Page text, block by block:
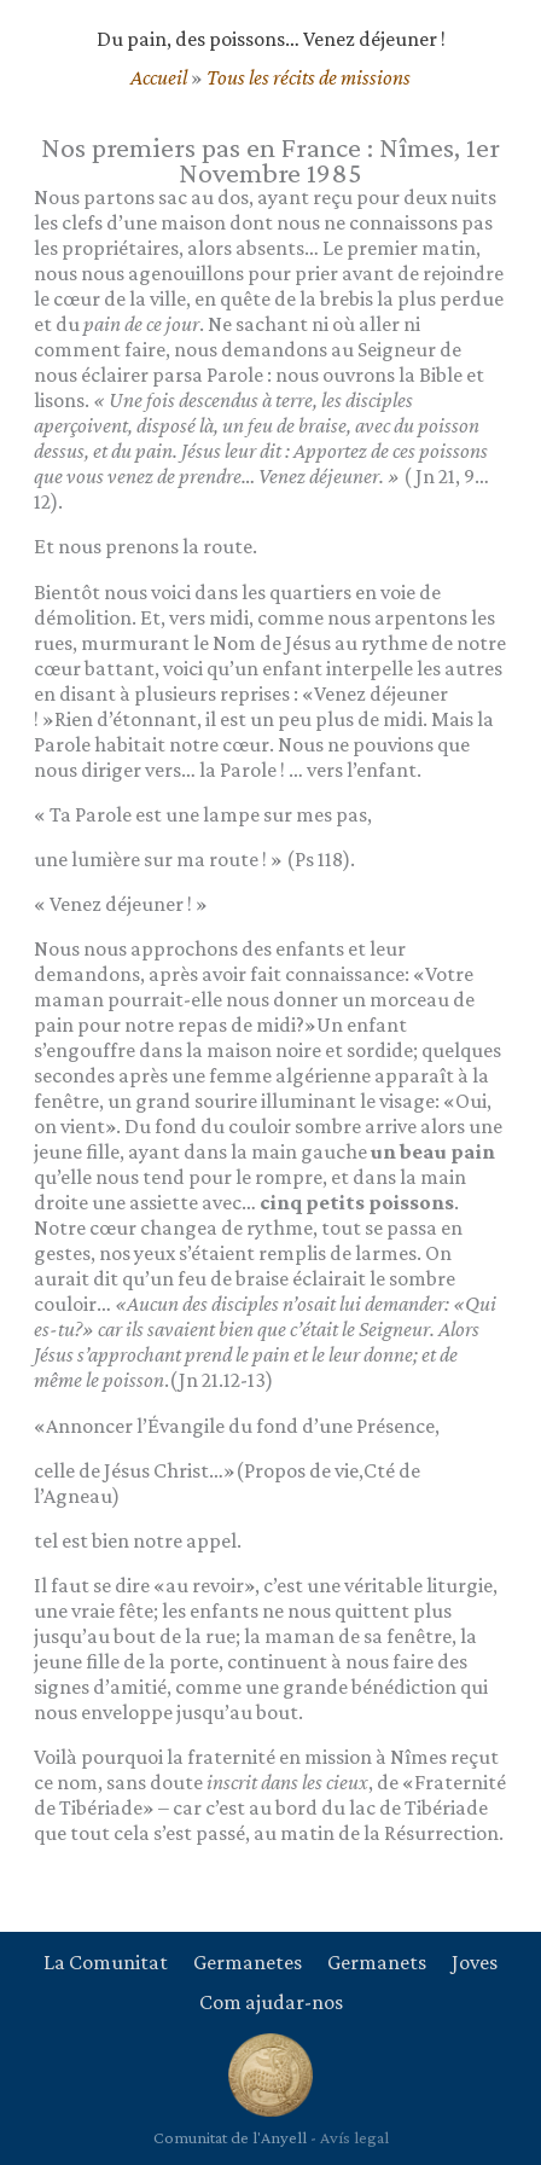
Du pain, des poissons… Venez déjeuner !
Accueil» Tous les récits de missions
Nos premiers pas en France : Nîmes, 1er
Novembre 1985
Nous partons sac au dos, ayant reçu pour deux nuits
les clefs d’une maison dont nous ne connaissons pas
les propriétaires, alors absents… Le premier matin,
nous nous agenouillons pour prier avant de rejoindre
le cœur de la ville, en quête de la brebis la plus perdue
et dupain de ce jour. Ne sachant ni où aller ni
comment faire, nous demandons au Seigneur de
nous éclairer parsa Parole : nous ouvrons la Bible et
lisons. « Une fois descendus à terre, les disciples
aperçoivent, disposé là, un feu de braise, avec du poisson
dessus, et du pain. Jésus leur dit :Apportez de ces poissons
que vous venez de prendre… Venez déjeuner. » ( Jn 21, 9…
12).
Et nous prenons la route.
Bientôt nous voici dans les quartiers en voie de
démolition. Et, vers midi, comme nous arpentons les
rues, murmurant le Nom de Jésus au rythme de notre
cœur battant, voici qu’un enfant interpelle les autres
en disant à plusieurs reprises : «Venez déjeuner
! »Rien d’étonnant, il est un peu plus de midi. Mais la
Parole habitait notre cœur. Nous ne pouvions que
nous diriger vers… la Parole ! … vers l’enfant.
« Ta Parole est une lampe sur mes pas,
une lumière sur ma route ! » (Ps 118).
« Venez déjeuner ! »
Nous nous approchons des enfants et leur
demandons, après avoir fait connaissance: «Votre
maman pourrait-elle nous donner un morceau de
pain pour notre repas de midi?»Un enfant
s’engouffre dans la maison noire et sordide; quelques
secondes après une femme algérienne apparaît à la
fenêtre, un grand sourire illuminant le visage: «Oui,
on vient». Du fond du couloir sombre arrive alors une
jeune fille, ayant dans la main gaucheun beau pain
qu’elle nous tend pour le rompre, et dans la main
droite une assiette avec… cinq petits poissons.
Notre cœur changea de rythme, tout se passa en
gestes, nos yeux s’étaient remplis de larmes. On
aurait dit qu’un feu de braise éclairait le sombre
couloir… «Aucun des disciples n’osait lui demander: «Qui
es-tu?» car ils savaient bien que c’était le Seigneur. Alors
Jésus s’approchant prend le pain et le leur donne; et de
même le poisson.(Jn 21.12-13)
«Annoncer l’Évangile du fond d’une Présence,
celle de Jésus Christ…»(Propos de vie,Cté de
l’Agneau)
tel est bien notre appel.
Il faut se dire «au revoir», c’est une véritable liturgie,
une vraie fête; les enfants ne nous quittent plus
jusqu’au bout de la rue; la maman de sa fenêtre, la
jeune fille de la porte, continuent à nous faire des
signes d’amitié, comme une grande bénédiction qui
nous enveloppe jusqu’au bout.
Voilà pourquoi la fraternité en mission à Nîmes reçut
ce nom, sans doute inscrit dans les cieux, de «Fraternité
de Tibériade» – car c’est au bord du lac de Tibériade
que tout cela s’est passé, au matin de la Résurrection.
La Comunitat Germanetes Germanets
Joves
Com ajudar-nos
Comunitat de l'Anyell - Avís legal